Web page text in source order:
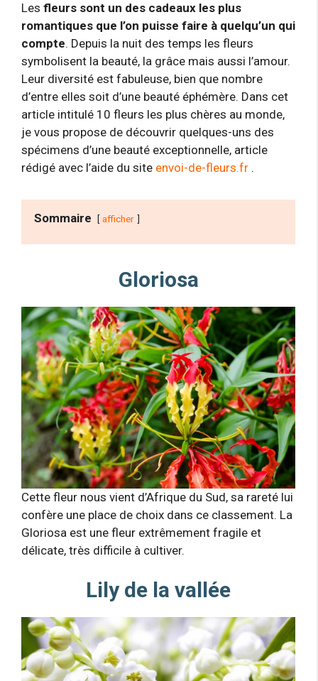
Les fleurs sont un des cadeaux les plus
romantiques que l’on puisse faire à quelqu’un qui
compte. Depuis la nuit des temps les fleurs
symbolisent la beauté, la grâce mais aussi l’amour.
Leur diversité est fabuleuse, bien que nombre
d’entre elles soit d’une beauté éphémère. Dans cet
article intitulé 10 fleurs les plus chères au monde,
je vous propose de découvrir quelques-uns des
spécimens d’une beauté exceptionnelle, article
rédigé avec l’aide du site envoi-de-fleurs.fr .
Sommaire afficher
Gloriosa
Cette fleur nous vient d’Afrique du Sud, sa rareté lui
confère une place de choix dans ce classement. La
Gloriosa est une fleur extrêmement fragile et
délicate, très difficile à cultiver.
Lily de la vallée